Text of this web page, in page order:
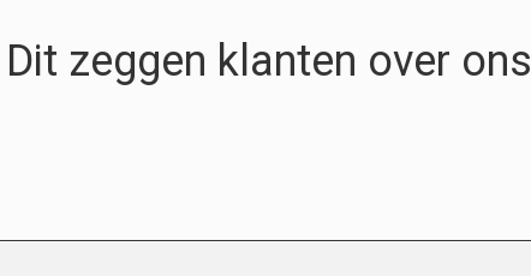
Dit zeggen klanten over ons